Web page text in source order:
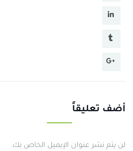
أضف تعليقاً
لن يتم نشر عنوان الإيميل الخاص بك.